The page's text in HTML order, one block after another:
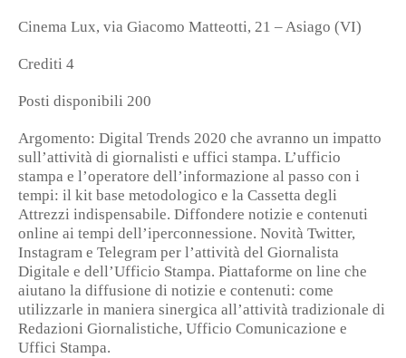
Cinema Lux, via Giacomo Matteotti, 21 – Asiago (VI)
Crediti 4
Posti disponibili 200
Argomento: Digital Trends 2020 che avranno un impatto
sull’attività di giornalisti e uffici stampa. L’ufficio
stampa e l’operatore dell’informazione al passo con i
tempi: il kit base metodologico e la Cassetta degli
Attrezzi indispensabile. Diffondere notizie e contenuti
online ai tempi dell’iperconnessione. Novità Twitter,
Instagram e Telegram per l’attività del Giornalista
Digitale e dell’Ufficio Stampa. Piattaforme on line che
aiutano la diffusione di notizie e contenuti: come
utilizzarle in maniera sinergica all’attività tradizionale di
Redazioni Giornalistiche, Ufficio Comunicazione e
Uffici Stampa.